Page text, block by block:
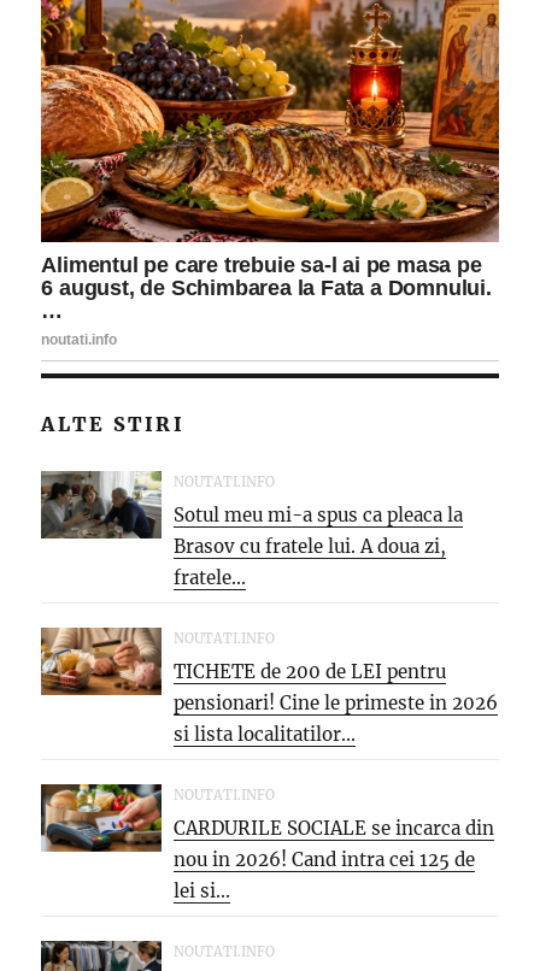
ALTE STIRI
NOUTATI.INFO
Sotul meu mi-a spus ca pleaca la
Brasov cu fratele lui. A doua zi,
fratele...
NOUTATI.INFO
TICHETE de 200 de LEI pentru
pensionari! Cine le primeste in 2026
si lista localitatilor...
NOUTATI.INFO
CARDURILE SOCIALE se incarca din
nou in 2026! Cand intra cei 125 de
lei si...
NOUTATI.INFO